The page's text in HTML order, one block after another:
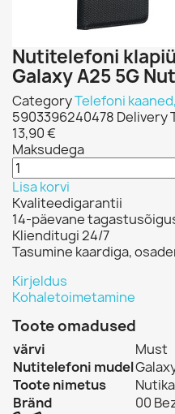
Nutitelefoni
Galaxy A25 5G
CategoryTelefoni
5903396240478 Delivery
13,90 €
Maksudega
Lisa korvi
Kvaliteedigarantii
14-päevane
Klienditugi 24/7
Tasumine kaardiga,
Kirjeldus
Kohaletoimetamine
Toote omadused
värvi
Must
Nutitelefoni mudel
Toote nimetus
Bränd
00